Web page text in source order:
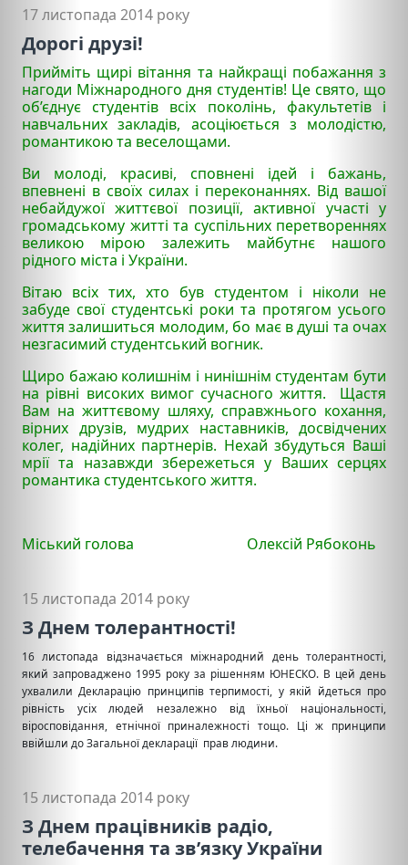
17 листопада 2014 року
Дорогі друзі!
Прийміть щирі вітання та найкращі побажання з
нагоди Міжнародного дня студентів! Це свято, що
об’єднує студентів всіх поколінь, факультетів і
навчальних закладів, асоціюється з молодістю,
романтикою та веселощами.
Ви молоді, красиві, сповнені ідей і бажань,
впевнені в своїх силах і переконаннях. Від вашої
небайдужої життєвої позиції, активної участі у
громадському житті та суспільних перетвореннях
великою мірою залежить майбутнє нашого
рідного міста і України.
Вітаю всіх тих, хто був студентом і ніколи не
забуде свої студентські роки та протягом усього
життя залишиться молодим, бо має в душі та очах
незгасимий студентський вогник.
Щиро бажаю колишнім і нинішнім студентам бути
на рівні високих вимог сучасного життя. Щастя
Вам на життєвому шляху, справжнього кохання,
вірних друзів, мудрих наставників, досвідчених
колег, надійних партнерів. Нехай збудуться Ваші
мрії та назавжди збережеться у Ваших серцях
романтика студентського життя.
Міський голова Олексій Рябоконь
15 листопада 2014 року
З Днем толерантності!
16 листопада відзначається міжнародний день толерантності,
який запроваджено 1995 року за рішенням ЮНЕСКО. В цей день
ухвалили Декларацію принципів терпимості, у якій йдеться про
рівність усіх людей незалежно від їхньої національності,
віросповідання, етнічної приналежності тощо. Ці ж принципи
ввійшли до Загальної декларації прав людини.
15 листопада 2014 року
З Днем працівників радіо,
телебачення та зв’язку України